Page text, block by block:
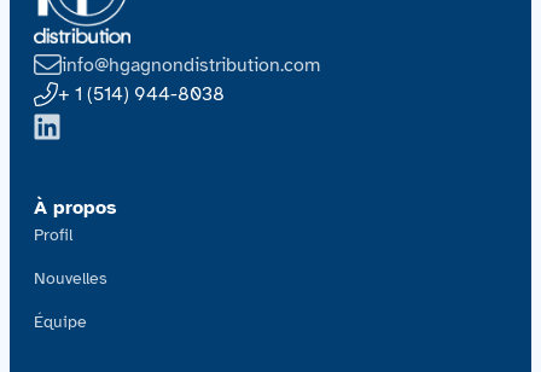
Équipe
Catalogue
Acquisitions
info@hgagnondistribution.com
+ 1 (514) 944-8038
À propos
Profil
Nouvelles
Équipe